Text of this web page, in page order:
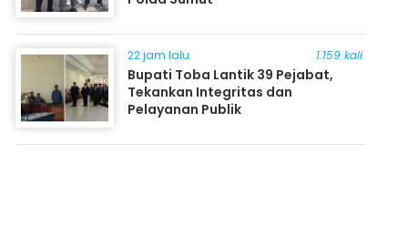
22 jam lalu 1.159 kali
Bupati Toba Lantik 39 Pejabat,
Tekankan Integritas dan
Pelayanan Publik